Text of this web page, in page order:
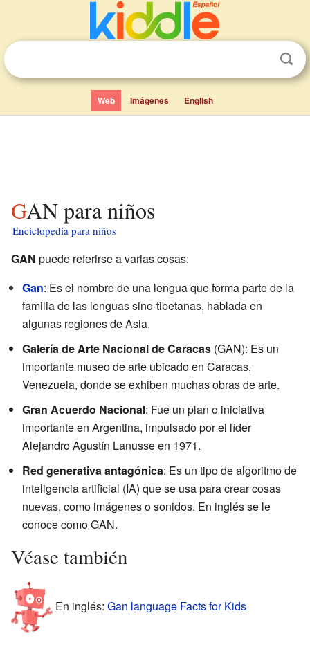
Web Imágenes English
GAN para niños
Enciclopedia para niños
GAN puede referirse a varias cosas:
Gan: Es el nombre de una lengua que forma parte de la
familia de las lenguas sino-tibetanas, hablada en
algunas regiones de Asia.
Galería de Arte Nacional de Caracas (GAN): Es un
importante museo de arte ubicado en Caracas,
Venezuela, donde se exhiben muchas obras de arte.
Gran Acuerdo Nacional: Fue un plan o iniciativa
importante en Argentina, impulsado por el líder
Alejandro Agustín Lanusse en 1971.
Red generativa antagónica: Es un tipo de algoritmo de
inteligencia artificial (IA) que se usa para crear cosas
nuevas, como imágenes o sonidos. En inglés se le
conoce como GAN.
Véase también
En inglés: Gan language Facts for Kids